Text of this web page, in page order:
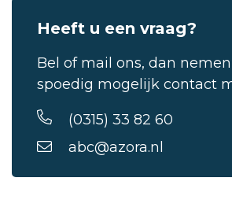
Heeft u een vraag?
Bel of mail ons, dan
spoedig mogelijk contact
(0315) 33 82 60
abc@azora.nl